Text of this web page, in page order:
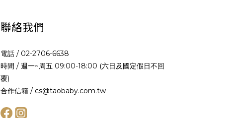
聯絡我們
電話 / 02-2706-6638
時間 / 週一~周五 09:00-18:00 (六日及國定假日不回
覆)
合作信箱 / cs@taobaby.com.tw